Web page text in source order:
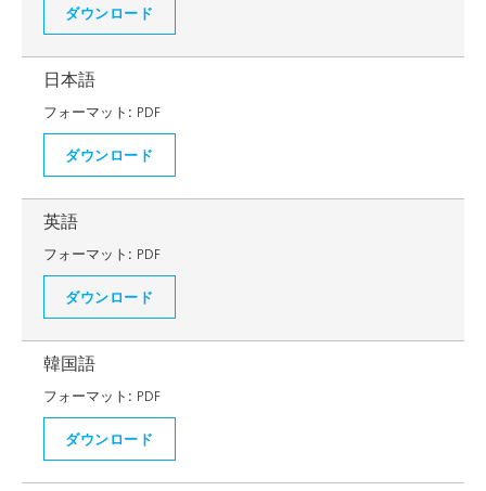
ダウンロード
日本語
フォーマット: PDF
ダウンロード
英語
フォーマット: PDF
ダウンロード
韓国語
フォーマット: PDF
ダウンロード